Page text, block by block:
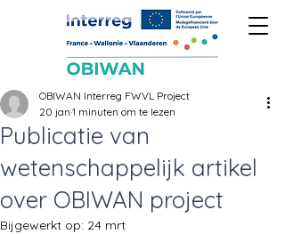
Publicatie van
wetenschappelijk artikel
over OBIWAN project
OBIWAN Interreg FWVL Project
20 jan 1 minuten om te lezen
Bijgewerkt op: 24 mrt